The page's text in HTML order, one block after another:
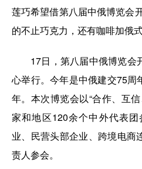
莲巧希望借第八届中俄博览会
的不止巧克力，还有咖啡加俄
17日，第八届中俄博览会
心举行。今年是中俄建交75周
年。本次博览会以“合作、互
家和地区120余个中外代表
业、民营头部企业、跨境电商
责人参会。